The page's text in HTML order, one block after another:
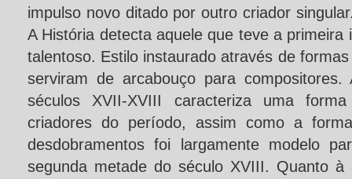
impulso novo ditado por outro criador
A História detecta aquele que teve a primeira
talentoso. Estilo instaurado através de
serviram de arcabouço para
séculos XVII-XVIII caracteriza uma
criadores do período, assim como a
desdobramentos foi largamente modelo
segunda metade do século XVIII. Quanto à